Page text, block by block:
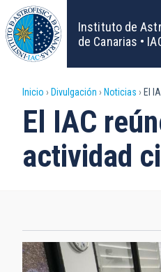
Pasar
al
contenido
principal
Instituto de
de Canarias •
Sobrescribir
enlaces
de
a
la
Inicio Divulgación Noticias El
El IAC
actividad